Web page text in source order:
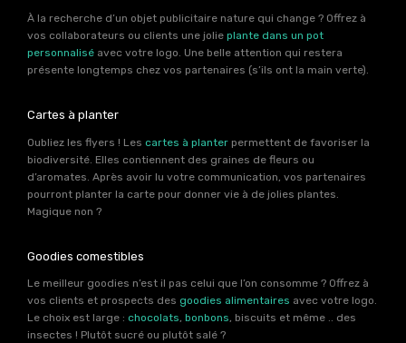
À la recherche d’un objet publicitaire nature qui change ? Offrez à
vos collaborateurs ou clients une jolie plante dans un pot
personnalisé avec votre logo. Une belle attention qui restera
présente longtemps chez vos partenaires (s’ils ont la main verte).
Cartes à planter
Oubliez les flyers ! Les cartes à planter permettent de favoriser la
biodiversité. Elles contiennent des graines de fleurs ou
d’aromates. Après avoir lu votre communication, vos partenaires
pourront planter la carte pour donner vie à de jolies plantes.
Magique non ?
Goodies comestibles
Le meilleur goodies n’est il pas celui que l’on consomme ? Offrez à
vos clients et prospects des goodies alimentaires avec votre logo.
Le choix est large : chocolats, bonbons, biscuits et même .. des
insectes ! Plutôt sucré ou plutôt salé ?